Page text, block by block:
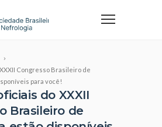
Congresso Brasileiro de
para você!
do XXXII
Brasileiro de